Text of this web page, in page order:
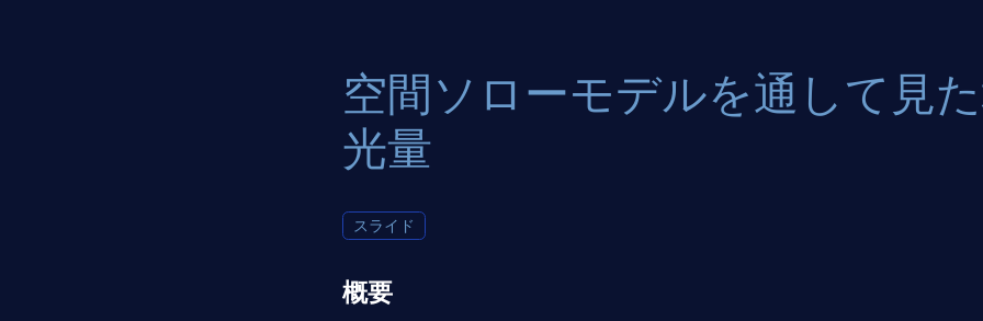
空間ソローモデルを通して見
光量
スライド
概要